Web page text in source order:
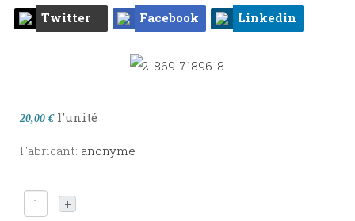
Twitter Facebook Linkedin
20,00 € l'unité
Fabricant: anonyme
+